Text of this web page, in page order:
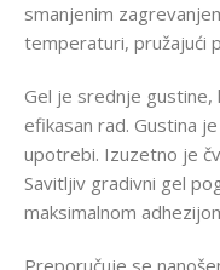
smanjenim
temperaturi, pružajući
Gel je srednje gustine,
efikasan rad. Gustina
upotrebi. Izuzetno je
Savitljiv gradivni gel
maksimalnom